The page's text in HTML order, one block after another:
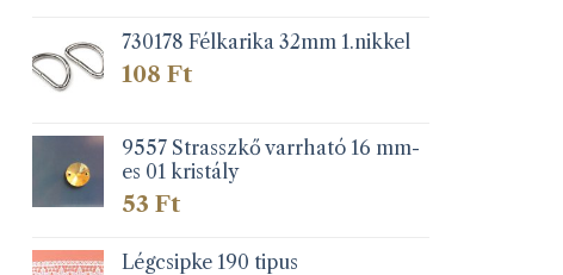
730178 Félkarika 32mm 1.nikkel
108Ft
9557 Strasszkő varrható 16 mm-
es 01 kristály
53Ft
Légcsipke 190 tipus